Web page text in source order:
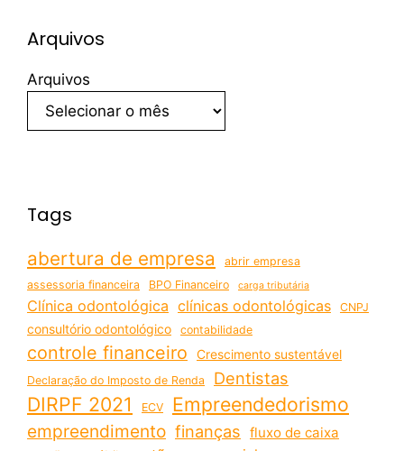
Arquivos
Arquivos
Tags
abertura de empresa
abrir empresa
assessoria financeira
BPO Financeiro carga tributária
Clínica odontológica clínicas odontológicas CNPJ
consultório odontológico contabilidade
controle financeiro Crescimento sustentável
Declaração do Imposto de Renda Dentistas
DIRPF 2021 ECV Empreendedorismo
empreendimento finanças fluxo de caixa